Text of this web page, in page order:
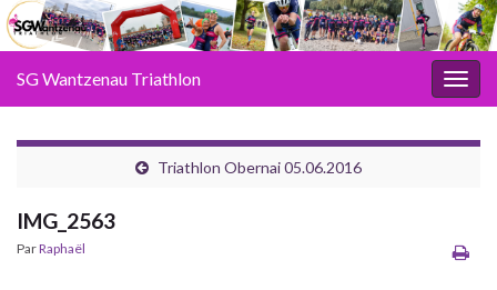
SG Wantzenau Triathlon
Triathlon Obernai 05.06.2016
IMG_2563
ParRaphaël